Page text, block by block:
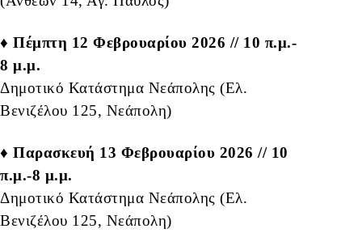
♦ Πέμπτη 12 Φεβρουαρίου 2026 // 10 π.μ.-
8 μ.μ.
Δημοτικό Κατάστημα Νεάπολης (Ελ.
Βενιζέλου 125, Νεάπολη)
♦ Παρασκευή 13 Φεβρουαρίου 2026 // 10
π.μ.-8 μ.μ.
Δημοτικό Κατάστημα Νεάπολης (Ελ.
Βενιζέλου 125, Νεάπολη)